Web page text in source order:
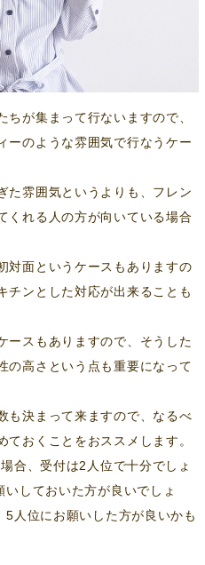
が集まって行ないますので、
ーのような雰囲気で行なうケー
た雰囲気というよりも、フレン
くれる人の方が向いている場合
対面というケースもありますの
チンとした対応が出来ることも
ースもありますので、そうした
の高さという点も重要になって
も決まって来ますので、なるべ
ておくことをおススメします。
合、受付は2人位で十分でしょ
しておいた方が良いでしょ
人位にお願いした方が良いかも